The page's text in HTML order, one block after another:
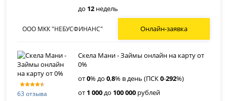
до 12 недель
ООО МКК "НЕБУСФИНАНС" Онлайн-заявка
63 отзыва
Скела Мани - Займы онлайн на карту от
0%
от0% до0,8% в день (ПСК0-292%)
от 1 000до 100 000 рублей